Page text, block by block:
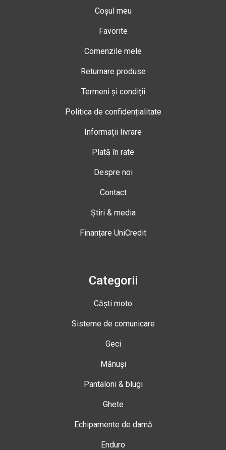
Coșul meu
Favorite
Comenzile mele
Returnare produse
Termeni și condiții
Politica de confidențialitate
Informații livrare
Plată în rate
Despre noi
Contact
Știri & media
Finanțare UniCredit
Categorii
Căști moto
Sisteme de comunicare
Geci
Mănuși
Pantaloni & blugi
Ghete
Echipamente de damă
Enduro